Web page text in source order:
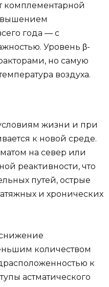
комплементарной
года — с
Уровень β-
но самую
воздуха.
жизни и при
к новой среде.
на север или
реактивности, что
путей, острые
и хронических
количеством
к
астматического